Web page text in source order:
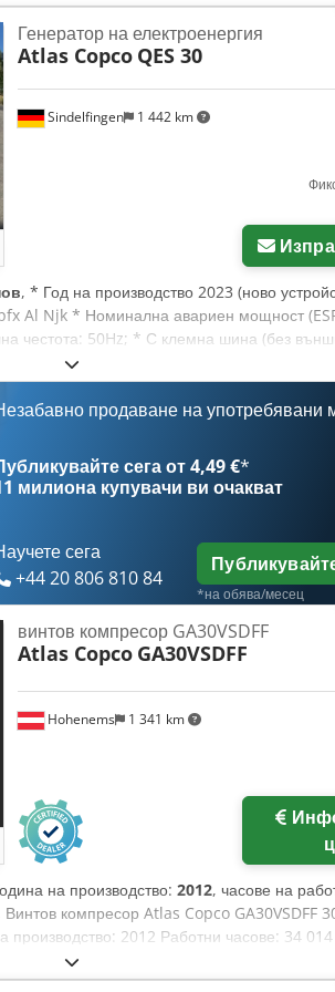
Sindelfingen 1 442 km
Генератор на електроенергия
Atlas Copco QES 30
, * Год на производство 2023 (ново
Al Njk * Номинална авариен мощност
честота: 50Hz; * С клемна шина (без
без гориво: 137 кг
продаване на употребявани
сега от 4,49 €*
милиона купувачи ви очакват
сега
+44 20 806 810 84
*на обява/месец
Hohenems 1 341 km
винтов компресор GA30VSDFF
Atlas Copco GA30VSDFF
на производство: 2012, часове на
Винтов компресор Atlas Copco GA30VSDFF
2012 Работни часове: 34 014